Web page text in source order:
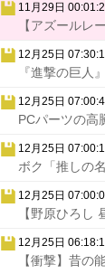
11月29日
【アズールレ
12月25日
『進撃の巨人
12月25日
PCパーツの高
12月25日
ボク「推しの
12月25日
【野原ひろし
12月25日
【衝撃】昔の